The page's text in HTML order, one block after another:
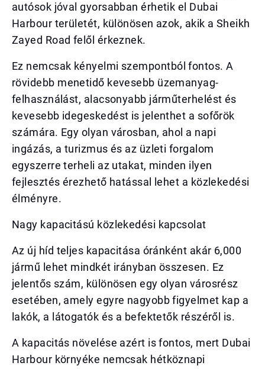
autósok jóval gyorsabban érhetik el Dubai
Harbour területét, különösen azok, akik a Sheikh
Zayed Road felől érkeznek.
Ez nemcsak kényelmi szempontból fontos. A
rövidebb menetidő kevesebb üzemanyag-
felhasználást, alacsonyabb járműterhelést és
kevesebb idegeskedést is jelenthet a sofőrök
számára. Egy olyan városban, ahol a napi
ingázás, a turizmus és az üzleti forgalom
egyszerre terheli az utakat, minden ilyen
fejlesztés érezhető hatással lehet a közlekedési
élményre.
Nagy kapacitású közlekedési kapcsolat
Az új híd teljes kapacitása óránként akár 6,000
jármű lehet mindkét irányban összesen. Ez
jelentős szám, különösen egy olyan városrész
esetében, amely egyre nagyobb figyelmet kap a
lakók, a látogatók és a befektetők részéről is.
A kapacitás növelése azért is fontos, mert Dubai
Harbour környéke nemcsak hétköznapi